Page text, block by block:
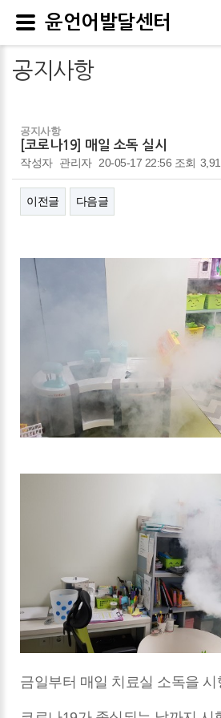
공지사항
공지사항
[코로나19] 매일 소독 실시
작성자 관리자 20-05-17 22:56 조회
이전글 다음글
금일부터 매일 치료실 소독을 시
윤언어발달센터